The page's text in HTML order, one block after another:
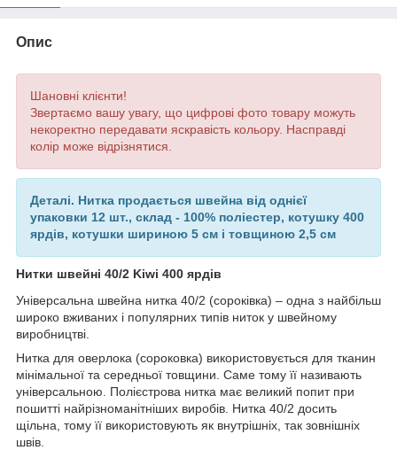
Опис
Шановні клієнти!
Звертаємо вашу увагу, що цифрові фото товару можуть
некоректно передавати яскравість кольору. Насправді
колір може відрізнятися.
Деталі. Нитка продається швейна від однієї
упаковки 12 шт., склад - 100% поліестер, котушку 400
ярдів, котушки шириною 5 см і товщиною 2,5 см
Нитки швейні 40/2 Kiwi 400 ярдів
Універсальна швейна нитка 40/2 (сороківка) – одна з найбільш
широко вживаних і популярних типів ниток у швейному
виробництві.
Нитка для оверлока (сороковка) використовується для тканин
мінімальної та середньої товщини. Саме тому її називають
універсальною. Полієстрова нитка має великий попит при
пошитті найрізноманітніших виробів. Нитка 40/2 досить
щільна, тому її використовують як внутрішніх, так зовнішніх
швів.